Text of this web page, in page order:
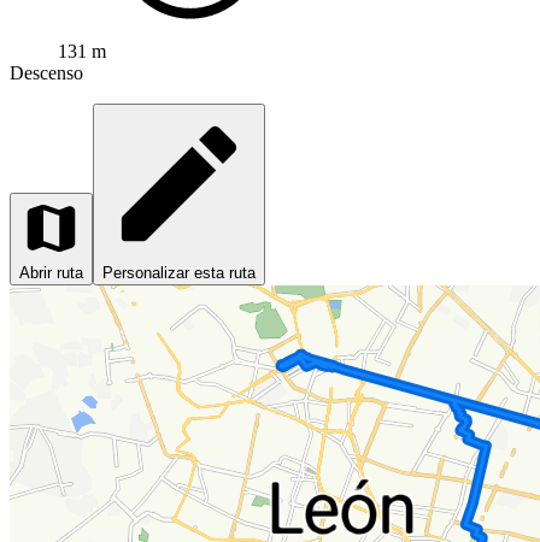
131 m
Descenso
Abrir ruta Personalizar esta ruta